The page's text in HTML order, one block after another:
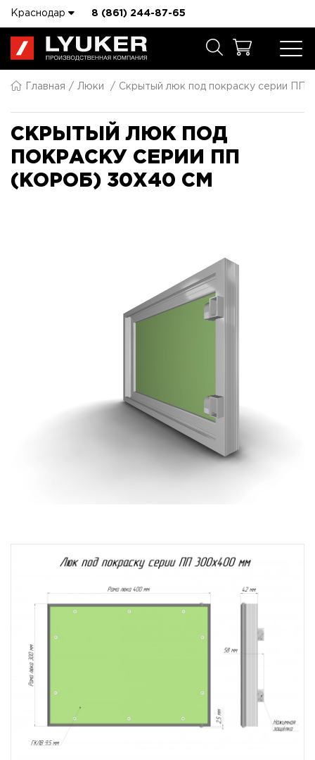
Краснодар 8 (861) 244-87-65
Главная Люки Скрытый люк под покраску серии ПП
СКРЫТЫЙ ЛЮК ПОД
ПОКРАСКУ СЕРИИ ПП
(КОРОБ) 30X40 СМ